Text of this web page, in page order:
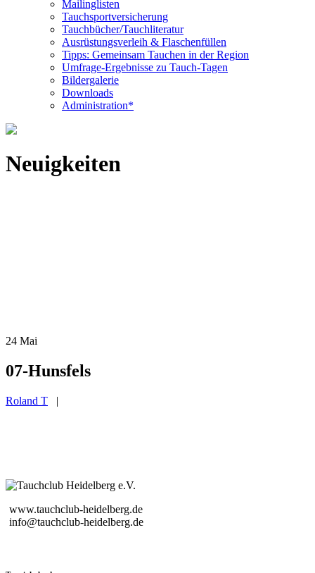
Mailinglisten
Tauchsportversicherung
Tauchbücher/Tauchliteratur
Ausrüstungsverleih & Flaschenfüllen
Tipps: Gemeinsam Tauchen in der Region
Umfrage-Ergebnisse zu Tauch-Tagen
Bildergalerie
Downloads
Administration*
Neuigkeiten
24 Mai
07-Hunsfels
Roland T |
www.tauchclub-heidelberg.de
info@tauchclub-heidelberg.de